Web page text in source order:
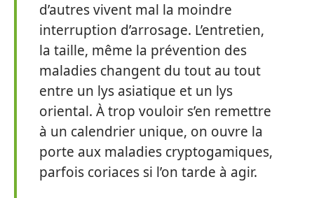
d’autres vivent mal la moindre
interruption d’arrosage. L’entretien,
la taille, même la prévention des
maladies changent du tout au tout
entre un lys asiatique et un lys
oriental. À trop vouloir s’en remettre
à un calendrier unique, on ouvre la
porte aux maladies cryptogamiques,
parfois coriaces si l’on tarde à agir.